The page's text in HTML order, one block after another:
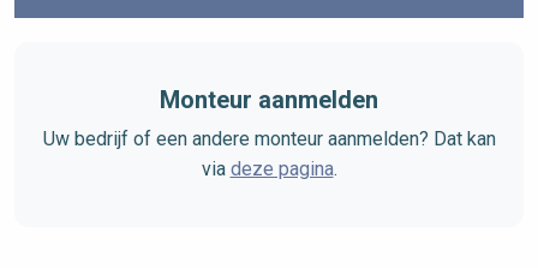
Monteur aanmelden
Uw bedrijf of een andere monteur aanmelden? Dat kan
via deze pagina.